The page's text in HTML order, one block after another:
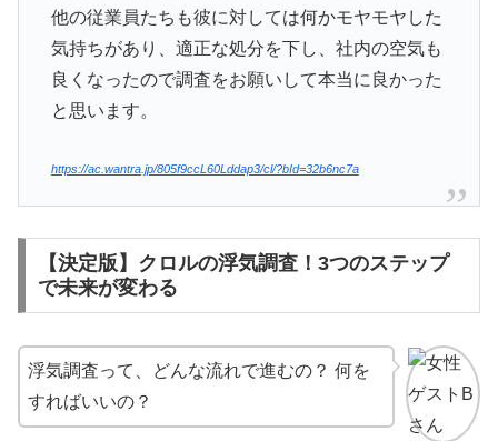
他の従業員たちも彼に対しては何かモヤモヤした
気持ちがあり、適正な処分を下し、社内の空気も
良くなったので調査をお願いして本当に良かった
と思います。
https://ac.wantra.jp/805f9ccL60Lddap3/cl/?bId=32b6nc7a
【決定版】クロルの浮気調査！3つのステップ
で未来が変わる
浮気調査って、どんな流れで進むの？ 何を
すればいいの？